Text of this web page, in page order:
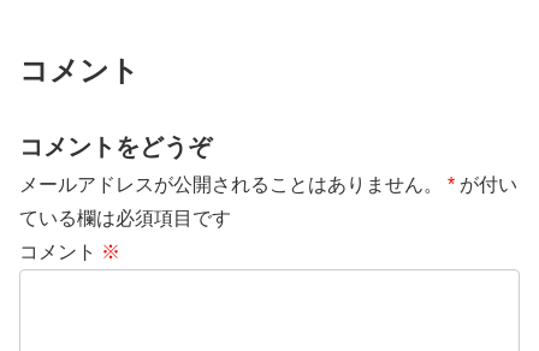
コメント
コメントをどうぞ
メールアドレスが公開されることはありません。 * が付い
ている欄は必須項目です
コメント ※